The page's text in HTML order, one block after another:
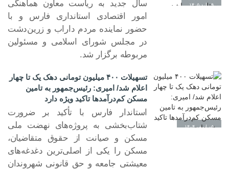
۰۹ ارد ۱۴۰۵
سال جدید به ریاست معاون هماهنگی
امور اقتصادی استانداری فارس و با
حضور نماینده مردم داراب و زرین‌دشت
در مجلس شورای اسلامی و مسئولین
مربوطه برگزار شد.
۰۵ اسف ۱۴۰۴
تسهیلات ۴۰۰ میلیون تومانی دهک یک تا چهار
اعلام شد/ امیری: رئیس‌جمهور به تامین
مسکن کم‌درآمدها تاکید ویژه دارد
استاندار فارس با تأکید بر ضرورت
شتاب‌بخشی به پروژه‌های نهضت ملی
مسکن و صیانت از حقوق متقاضیان،
مسکن را یکی از اصلی‌ترین دغدغه‌های
معیشتی جامعه و حق قانونی شهروندان